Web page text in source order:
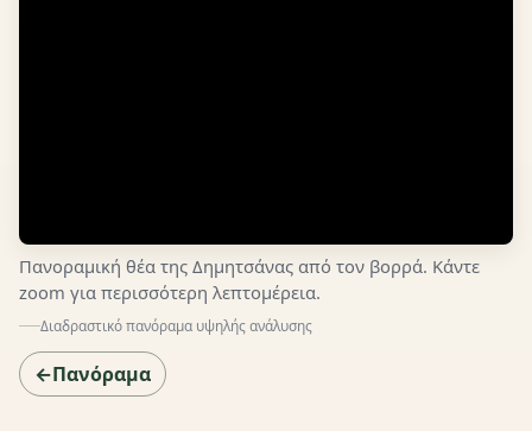
Πανοραμική θέα της Δημητσάνας από τον βορρά. Κάντε
zoom για περισσότερη λεπτομέρεια.
Διαδραστικό πανόραμα υψηλής ανάλυσης
←Πανόραμα